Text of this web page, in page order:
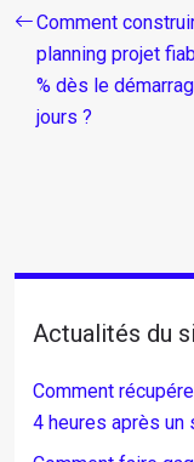
Comment
planning projet
% dès le
jours ?
Actualités du
Comment
4 heures après un